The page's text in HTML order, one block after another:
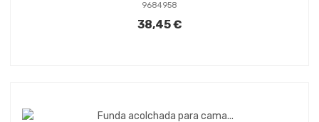
9684958
38,45 €